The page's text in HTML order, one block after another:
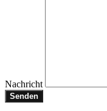
Nachricht